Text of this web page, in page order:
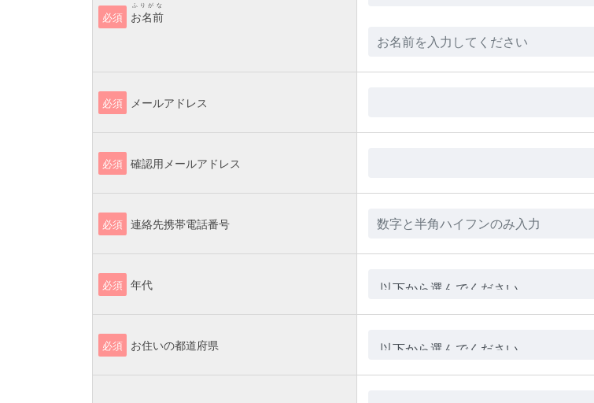
必須 お名前
ふりがな
必須 メールアドレス
必須 確認用メールアドレス
必須 連絡先携帯電話番号
必須 年代
必須 お住いの都道府県